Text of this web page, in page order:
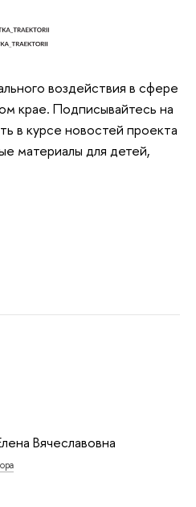
воздействия в сфере
крае. Подписывайтесь на
в курсе новостей проекта
материалы для детей,
Вячеславовна